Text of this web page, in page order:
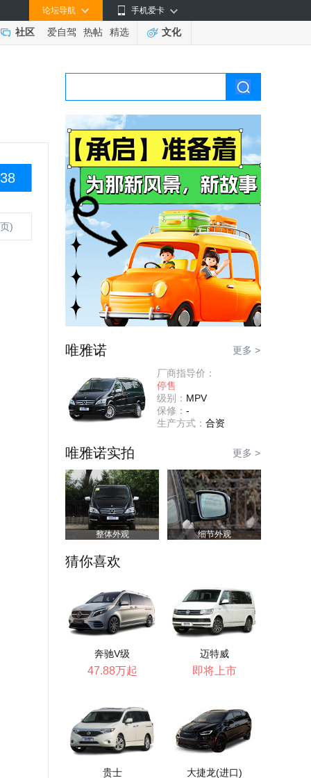
手机爱卡
论坛导航
社区 爱自驾 热帖 精选 文化
)
唯雅诺 更多 >
厂商指导价：
停售
级别： MPV
保修： -
生产方式： 合资
唯雅诺实拍 更多 >
整体外观 细节外观
猜你喜欢
奔驰V级
47.88万起
迈特威
即将上市
贵士 大捷龙(进口)